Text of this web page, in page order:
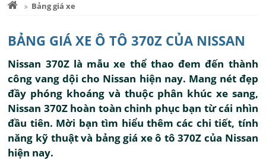
Bảng giá xe
BẢNG GIÁ XE Ô TÔ 370Z CỦA NISSAN
Nissan 370Z là mẫu xe thể thao đem đến thành
công vang dội cho Nissan hiện nay. Mang nét đẹp
đầy phóng khoáng và thuộc phân khúc xe sang,
Nissan 370Z hoàn toàn chinh phục bạn từ cái nhìn
đầu tiên. Mời bạn tìm hiểu thêm các chi tiết, tính
năng kỹ thuật và bảng giá xe ô tô 370Z của Nissan
hiện nay.